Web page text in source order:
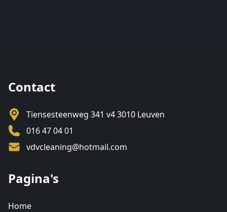
Contact
Tiensesteenweg 341 v4 3010 Leuven
016 47 04 01
vdvcleaning@hotmail.com
Pagina's
Home